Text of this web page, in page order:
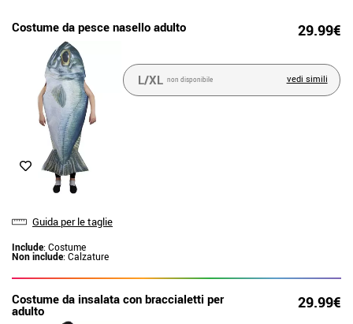
Costume da pesce nasello adulto 29.99€
Guida per le taglie
Include: Costume
Non include: Calzature
L/XL non disponibile vedi simili
Costume da insalata con braccialetti per
adulto 29.99€